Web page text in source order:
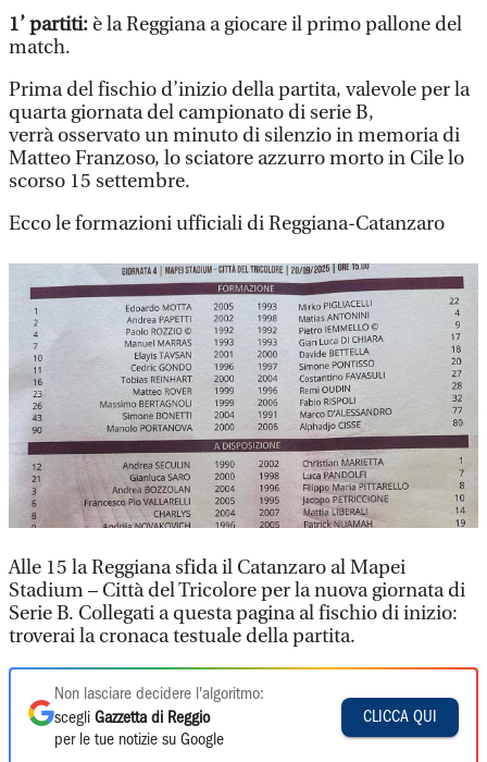
1’ partiti: è la Reggiana a giocare il primo pallone del
match.
Prima del fischio d’inizio della partita, valevole per la
quarta giornata del campionato di serie B,
verrà osservato un minuto di silenzio in memoria di
Matteo Franzoso, lo sciatore azzurro morto in Cile lo
scorso 15 settembre.
Ecco le formazioni ufficiali di Reggiana-Catanzaro
Alle 15 la Reggiana sfida il Catanzaro al Mapei
Stadium – Città del Tricolore per la nuova giornata di
Serie B. Collegati a questa pagina al fischio di inizio:
troverai la cronaca testuale della partita.
Non lasciare decidere l'algoritmo:
scegli Gazzetta di Reggio
per le tue notizie su Google
CLICCA QUI